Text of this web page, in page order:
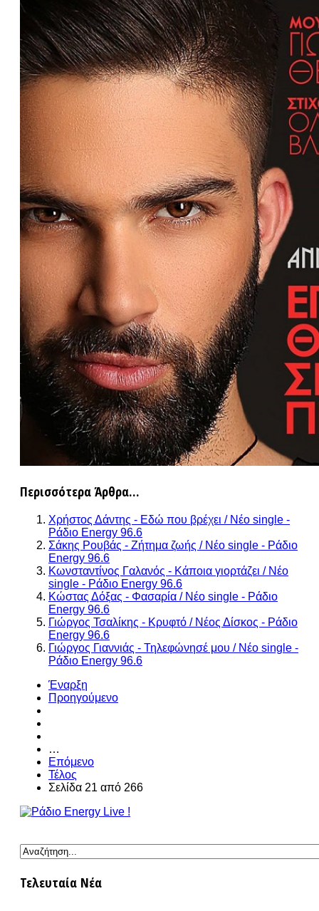
Περισσότερα Άρθρα...
Χρήστος Δάντης - Εδώ που βρέχει / Νέο single -
Ράδιο Energy 96.6
Σάκης Ρουβάς - Ζήτημα ζωής / Νέο single - Ράδιο
Energy 96.6
Κωνσταντίνος Γαλανός - Κάποια γιορτάζει / Νέο
single - Ράδιο Energy 96.6
Κώστας Δόξας - Φασαρία / Νέο single - Ράδιο
Energy 96.6
Γιώργος Τσαλίκης - Κρυφτό / Νέος Δίσκος - Ράδιο
Energy 96.6
Γιώργος Γιαννιάς - Τηλεφώνησέ μου / Νέο single -
Ράδιο Energy 96.6
Έναρξη
Προηγούμενο
…
Επόμενο
Τέλος
Σελίδα 21 από 266
Τελευταία Νέα